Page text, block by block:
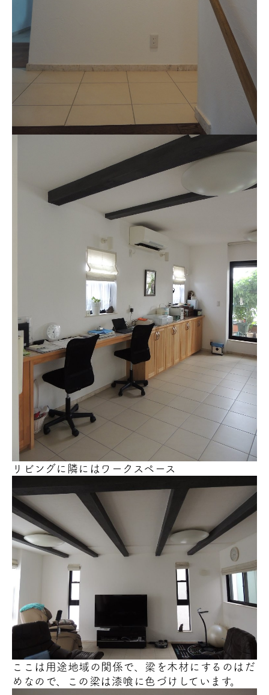
リビングに隣にはワークスペース
ここは用途地域の関係で、梁を木材にするのはだ
めなので、この梁は漆喰に色づけしています。